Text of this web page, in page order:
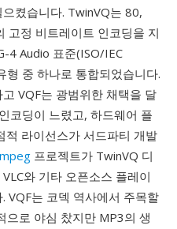
켰습니다. TwinVQ는 80,
정 비트레이트 인코딩을 지
4 Audio 표준(ISO/IEC
중 하나로 통합되었습니다.
VQF는 광범위한 채택을 달
코딩이 느렸고, 하드웨어 플
적 라이선스가 서드파티 개발
프로젝트가 TwinVQ 디
와 기타 오픈소스 플레이
VQF는 코덱 역사에서 주목할
로 야심 찼지만 MP3의 생